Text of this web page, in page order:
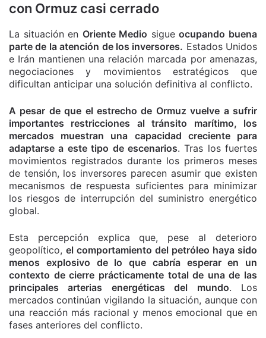
con Ormuz casi cerrado
La situación en Oriente Medio sigueocupando buena
parte de la atención de los inversores. Estados Unidos
e Irán mantienen una relación marcada por amenazas,
negociaciones y movimientos estratégicos que
dificultan anticipar una solución definitiva al conflicto.
A pesar de que el estrecho de Ormuz vuelve a sufrir
importantes restricciones al tránsito marítimo, los
mercados muestran una capacidad creciente para
adaptarse a este tipo de escenarios. Tras los fuertes
movimientos registrados durante los primeros meses
de tensión, los inversores parecen asumir que existen
mecanismos de respuesta suficientes para minimizar
los riesgos de interrupción del suministro energético
global.
Esta percepción explica que, pese al deterioro
geopolítico, el comportamiento del petróleo haya sido
menos explosivo de lo que cabría esperar en un
contexto de cierre prácticamente total de una de las
principales arterias energéticas del mundo. Los
mercados continúan vigilando la situación, aunque con
una reacción más racional y menos emocional que en
fases anteriores del conflicto.